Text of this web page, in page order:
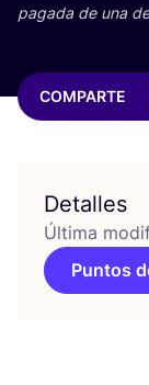
paga­da de una
COMPARTE
Detalles
Última
Puntos